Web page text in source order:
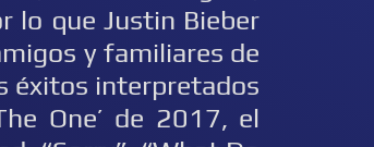
lo que Justin Bieber
y familiares de
éxitos interpretados
One’ de 2017, el